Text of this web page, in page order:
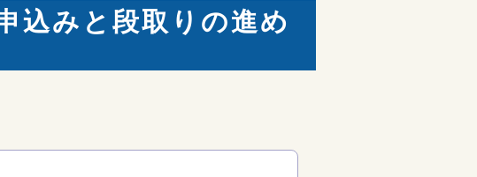
込みと段取りの進め